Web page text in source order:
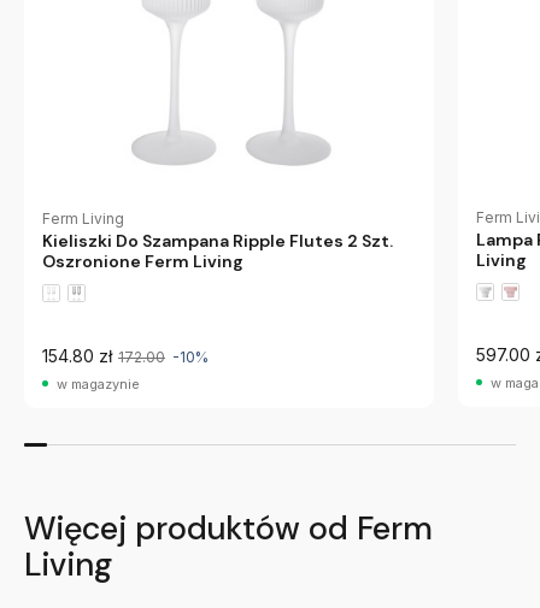
Ferm Living
Kieliszki Do Szampana Ripple Flutes 2 Szt.
Oszronione Ferm Living
154.80 zł 172.00 -10%
w magazynie
Ferm
Lampa
Living
597.00
w
Więcej produktów od Ferm
Living